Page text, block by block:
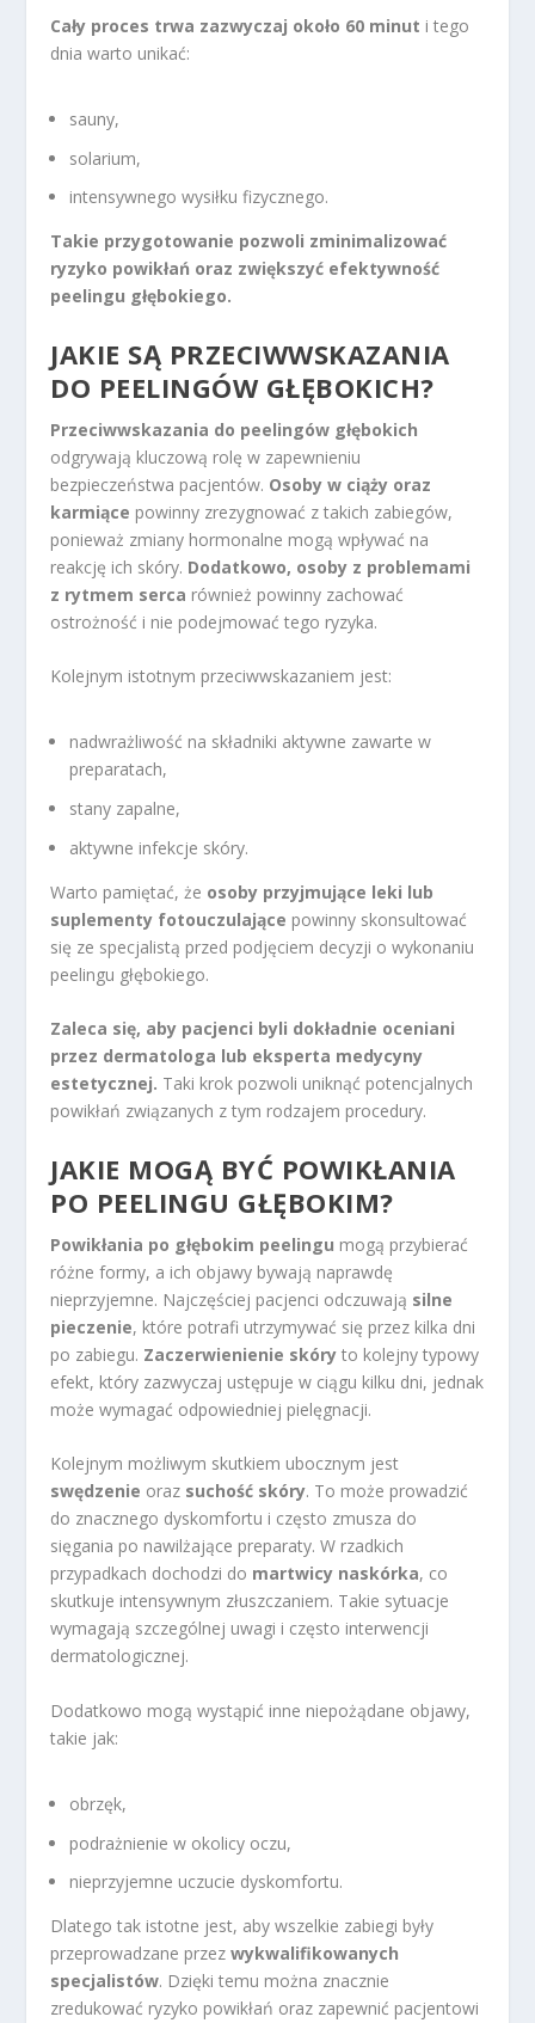
Cały proces trwa zazwyczaj około 60 minut i tego
dnia warto unikać:
sauny,
solarium,
intensywnego wysiłku fizycznego.
Takie przygotowanie pozwoli zminimalizować
ryzyko powikłań oraz zwiększyć efektywność
peelingu głębokiego.
JAKIE SĄ PRZECIWWSKAZANIA
DO PEELINGÓW GŁĘBOKICH?
Przeciwwskazania do peelingów głębokich
odgrywają kluczową rolę w zapewnieniu
bezpieczeństwa pacjentów. Osoby w ciąży oraz
karmiące powinny zrezygnować z takich zabiegów,
ponieważ zmiany hormonalne mogą wpływać na
reakcję ich skóry. Dodatkowo, osoby z problemami
z rytmem serca również powinny zachować
ostrożność i nie podejmować tego ryzyka.
Kolejnym istotnym przeciwwskazaniem jest:
nadwrażliwość na składniki aktywne zawarte w
preparatach,
stany zapalne,
aktywne infekcje skóry.
Warto pamiętać, że osoby przyjmujące leki lub
suplementy fotouczulające powinny skonsultować
się ze specjalistą przed podjęciem decyzji o wykonaniu
peelingu głębokiego.
Zaleca się, aby pacjenci byli dokładnie oceniani
przez dermatologa lub eksperta medycyny
estetycznej. Taki krok pozwoli uniknąć potencjalnych
powikłań związanych z tym rodzajem procedury.
JAKIE MOGĄ BYĆ POWIKŁANIA
PO PEELINGU GŁĘBOKIM?
Powikłania po głębokim peelingu mogą przybierać
różne formy, a ich objawy bywają naprawdę
nieprzyjemne. Najczęściej pacjenci odczuwają silne
pieczenie, które potrafi utrzymywać się przez kilka dni
po zabiegu. Zaczerwienienie skóry to kolejny typowy
efekt, który zazwyczaj ustępuje w ciągu kilku dni, jednak
może wymagać odpowiedniej pielęgnacji.
Kolejnym możliwym skutkiem ubocznym jest
swędzenie oraz suchość skóry. To może prowadzić
do znacznego dyskomfortu i często zmusza do
sięgania po nawilżające preparaty. W rzadkich
przypadkach dochodzi do martwicy naskórka, co
skutkuje intensywnym złuszczaniem. Takie sytuacje
wymagają szczególnej uwagi i często interwencji
dermatologicznej.
Dodatkowo mogą wystąpić inne niepożądane objawy,
takie jak:
obrzęk,
podrażnienie w okolicy oczu,
nieprzyjemne uczucie dyskomfortu.
Dlatego tak istotne jest, aby wszelkie zabiegi były
przeprowadzane przezwykwalifikowanych
specjalistów. Dzięki temu można znacznie
zredukować ryzyko powikłań oraz zapewnić pacjentowi